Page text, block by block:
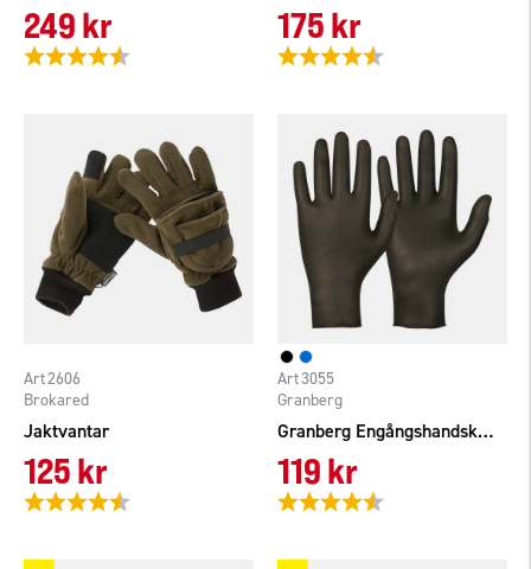
249 kr
Betyg:
175 kr
Betyg:
Jaktvantar
Brokared
2606
125 kr
Betyg:
Granberg Engångshandskar Nitril
Granberg
3055
119 kr
Betyg: